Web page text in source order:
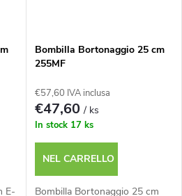
E-
Bombilla Bortonaggio 25 cm
255MF
€57,60 IVA inclusa
€47,60/ ks
In stock 17 ks
NEL CARRELLO
Bombilla Bortonaggio 25 cm